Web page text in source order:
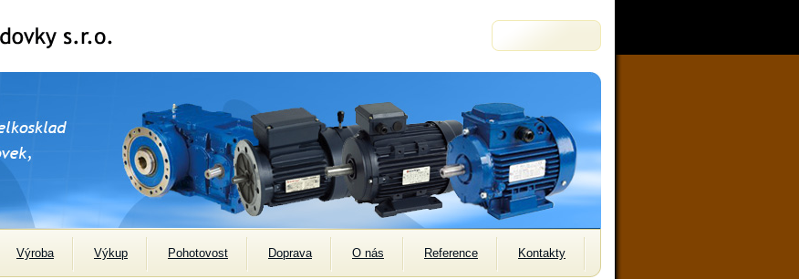
Výroba Výkup Pohotovost Doprava O nás Reference Kontakty